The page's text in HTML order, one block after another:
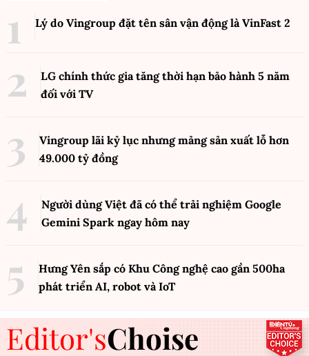
Lý do Vingroup đặt tên sân vận động là VinFast 2
LG chính thức gia tăng thời hạn bảo hành 5 năm
đối với TV
Vingroup lãi kỷ lục nhưng mảng sản xuất lỗ hơn
49.000 tỷ đồng
Người dùng Việt đã có thể trải nghiệm Google
Gemini Spark ngay hôm nay
Hưng Yên sắp có Khu Công nghệ cao gần 500ha
phát triển AI, robot và IoT
Editor'sChoise